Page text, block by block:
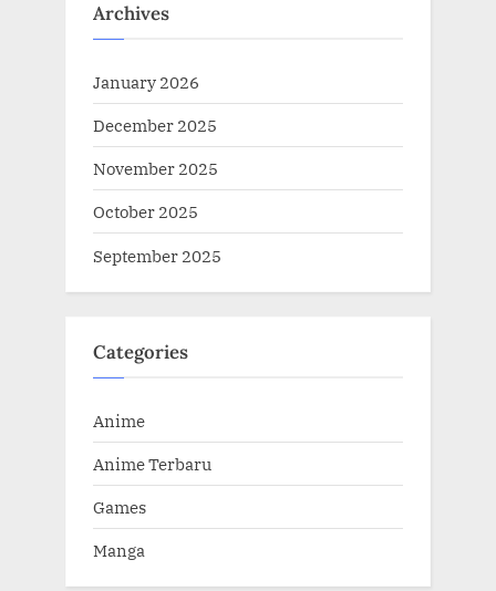
Archives
January 2026
December 2025
November 2025
October 2025
September 2025
Categories
Anime
Anime Terbaru
Games
Manga